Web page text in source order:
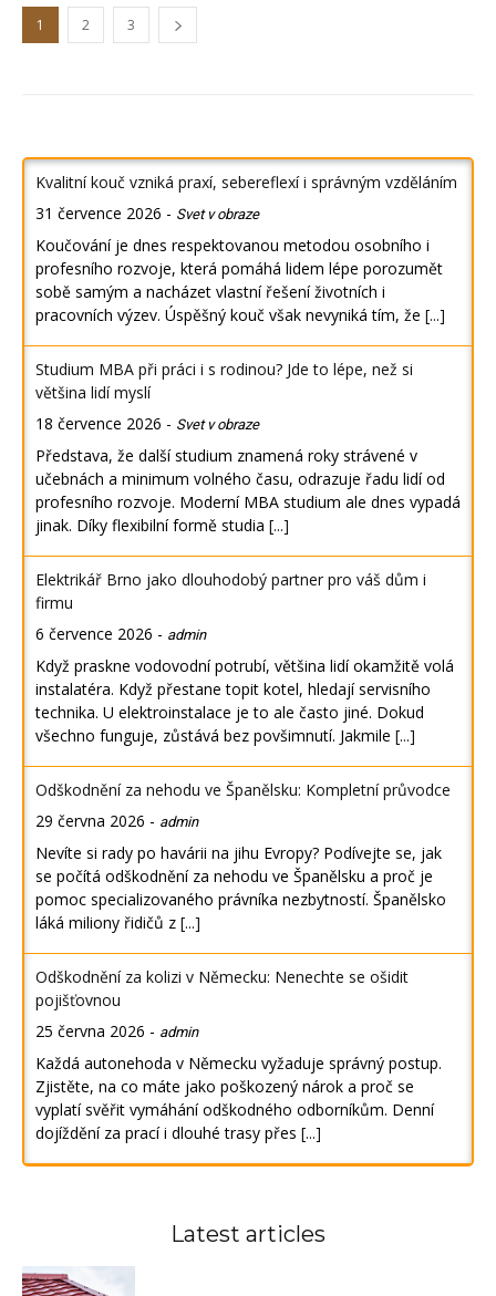
1 2 3
Kvalitní kouč vzniká praxí, sebereflexí i správným vzděláním
31 července 2026 - Svet v obraze
Koučování je dnes respektovanou metodou osobního i
profesního rozvoje, která pomáhá lidem lépe porozumět
sobě samým a nacházet vlastní řešení životních i
pracovních výzev. Úspěšný kouč však nevyniká tím, že [...]
Studium MBA při práci i s rodinou? Jde to lépe, než si
většina lidí myslí
18 července 2026 - Svet v obraze
Představa, že další studium znamená roky strávené v
učebnách a minimum volného času, odrazuje řadu lidí od
profesního rozvoje. Moderní MBA studium ale dnes vypadá
jinak. Díky flexibilní formě studia [...]
Elektrikář Brno jako dlouhodobý partner pro váš dům i
firmu
6 července 2026 - admin
Když praskne vodovodní potrubí, většina lidí okamžitě volá
instalatéra. Když přestane topit kotel, hledají servisního
technika. U elektroinstalace je to ale často jiné. Dokud
všechno funguje, zůstává bez povšimnutí. Jakmile [...]
Odškodnění za nehodu ve Španělsku: Kompletní průvodce
29 června 2026 - admin
Nevíte si rady po havárii na jihu Evropy? Podívejte se, jak
se počítá odškodnění za nehodu ve Španělsku a proč je
pomoc specializovaného právníka nezbytností. Španělsko
láká miliony řidičů z [...]
Odškodnění za kolizi v Německu: Nenechte se ošidit
pojišťovnou
25 června 2026 - admin
Každá autonehoda v Německu vyžaduje správný postup.
Zjistěte, na co máte jako poškozený nárok a proč se
vyplatí svěřit vymáhání odškodného odborníkům. Denní
dojíždění za prací i dlouhé trasy přes [...]
Latest articles